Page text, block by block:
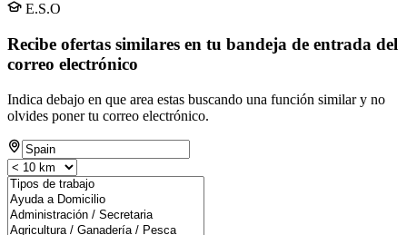
E.S.O
Recibe ofertas similares en tu bandeja de entrada del
correo electrónico
Indica debajo en que area estas buscando una función similar y no
olvides poner tu correo electrónico.